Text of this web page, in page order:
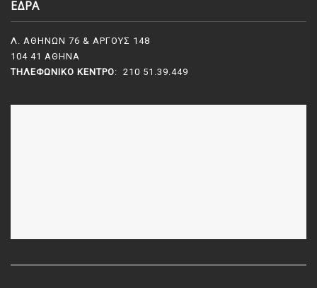
ΕΔΡΑ
Λ. ΑΘΗΝΩΝ 76 & ΑΡΓΟΥΣ 148
104 41 ΑΘΗΝΑ
ΤΗΛΕΦΩΝΙΚΌ ΚΈΝΤΡΟ: 210 51.39.449